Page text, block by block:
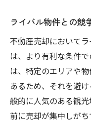
ライバル物件との競
不動産売却において
は、より有利な条件
は、特定のエリアや
あるため、それを避
般的に人気のある観
前に売却が集中しが